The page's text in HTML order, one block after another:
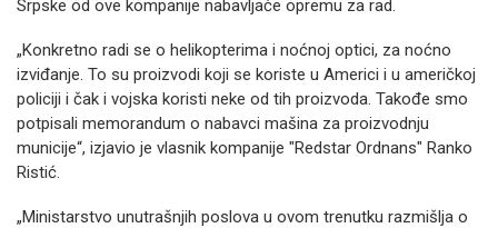
Srpske od ove kompanije nabavljaće opremu za rad.
„Konkretno radi se o helikopterima i noćnoj optici, za noćno
izviđanje. To su proizvodi koji se koriste u Americi i u američkoj
policiji i čak i vojska koristi neke od tih proizvoda. Takođe smo
potpisali memorandum o nabavci mašina za proizvodnju
municije“, izjavio je vlasnik kompanije "Redstar Ordnans" Ranko
Ristić.
„Ministarstvo unutrašnjih poslova u ovom trenutku razmišlja o